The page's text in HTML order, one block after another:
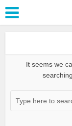
It seems we